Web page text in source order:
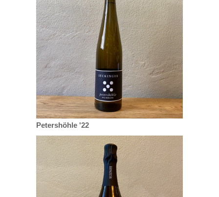
Petershöhle '22